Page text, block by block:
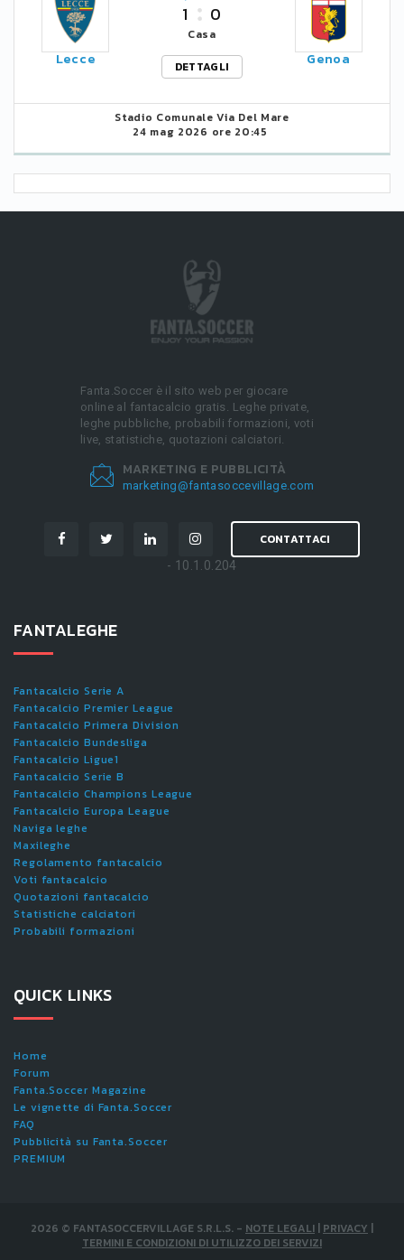
Lecce
1 0
Casa
DETTAGLI
Genoa
Stadio Comunale Via Del Mare
24 mag 2026 ore 20:45
Fanta.Soccer è il sito web per giocare
online al fantacalcio gratis. Leghe private,
leghe pubbliche, probabili formazioni, voti
live, statistiche, quotazioni calciatori.
MARKETING E PUBBLICITÀ
marketing@fantasoccevillage.com
CONTATTACI
- 10.1.0.204
FANTALEGHE
Fantacalcio Serie A
Fantacalcio Premier League
Fantacalcio Primera Division
Fantacalcio Bundesliga
Fantacalcio Ligue1
Fantacalcio Serie B
Fantacalcio Champions League
Fantacalcio Europa League
Naviga leghe
Maxileghe
Regolamento fantacalcio
Voti fantacalcio
Quotazioni fantacalcio
Statistiche calciatori
Probabili formazioni
QUICK LINKS
Home
Forum
Fanta.Soccer Magazine
Le vignette di Fanta.Soccer
FAQ
Pubblicità su Fanta.Soccer
PREMIUM
2026 © FANTASOCCERVILLAGE S.R.L.S. - NOTE LEGALI | PRIVACY |
TERMINI E CONDIZIONI DI UTILIZZO DEI SERVIZI